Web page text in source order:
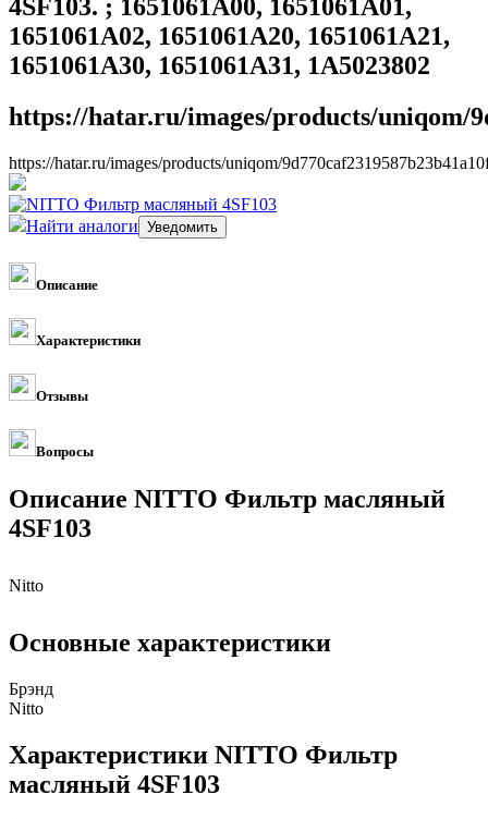
4SF103. ; 1651061A00, 1651061A01,
1651061A02, 1651061A20, 1651061A21,
1651061A30, 1651061A31, 1A5023802
https://hatar.ru/images/products/uniqom/
https://hatar.ru/images/products/uniqom/
Найти аналоги
Описание
Характеристики
Отзывы
Вопросы
Описание NITTO Фильтр масляный
4SF103
Nitto
Основные характеристики
Брэнд
Nitto
Характеристики NITTO Фильтр
масляный 4SF103